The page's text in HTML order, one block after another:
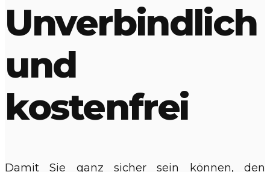
Unverbindlich
und
kostenfrei
Damit Sie ganz sicher sein können, den